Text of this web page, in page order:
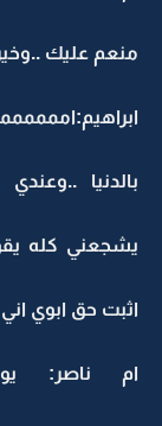
منعم عليك
بالدنيا
يشجعني كله
اثبت حق ابوي
ام ناصر: